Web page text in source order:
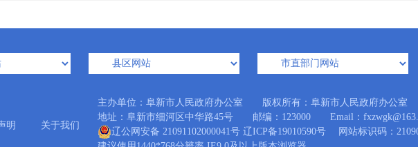
明 关于我们
主办单位：阜新市人民政府办公室 版权所有：阜新市人民政府办公室
地址：阜新市细河区中华路45号 邮编：123000 Email：
辽公网安备 21091102000041号 辽ICP备19010590号 网站标识码：